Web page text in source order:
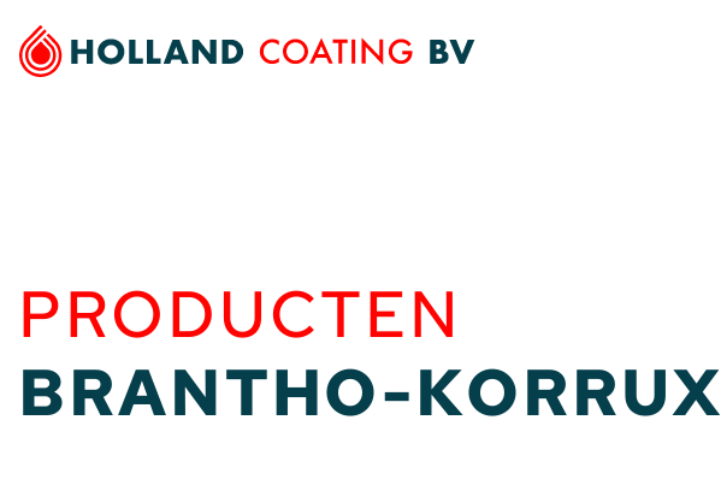
naar
inhoud
PRODUCTEN
BRANTHO-KORRUX